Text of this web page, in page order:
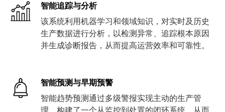
智能追踪与分析
该系统利用机器学习和领域知识，对实时及历史
生产数据进行分析，以检测异常、追踪根本原因
并生成诊断报告，从而提高运营效率和可靠性。
智能预测与早期预警
智能趋势预测通过多级警报实现主动的生产管
理，构建了一个从监控到处置的闭环系统，从而